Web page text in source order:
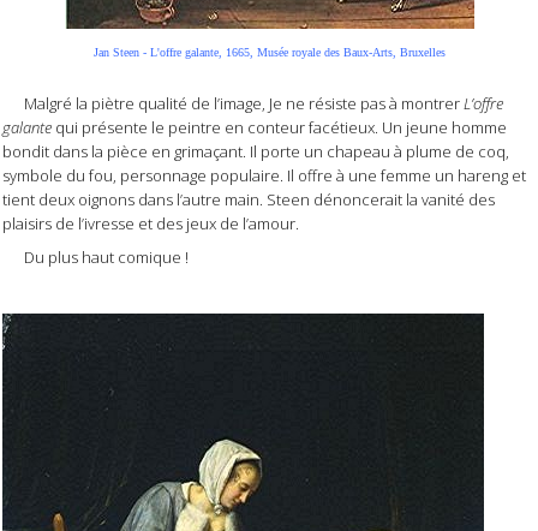
Jan Steen - L'offre galante, 1665, Musée royale des Baux-Arts, Bruxelles
Malgré la piètre qualité de l’image, Je ne résiste pas à montrerL’offre
galante qui présente le peintre en conteur facétieux. Un jeune homme
bondit dans la pièce en grimaçant. Il porte un chapeau à plume de coq,
symbole du fou, personnage populaire. Il offre à une femme un hareng et
tient deux oignons dans l’autre main. Steen dénoncerait la vanité des
plaisirs de l’ivresse et des jeux de l’amour.
Du plus haut comique !